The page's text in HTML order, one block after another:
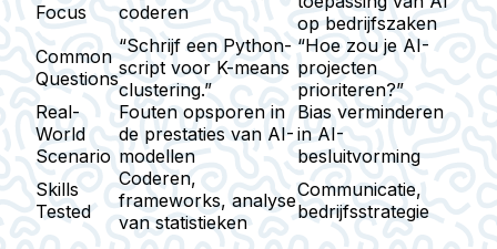
Focus
coderen
op bedrijfszaken
Common
Questions
“Schrijf een Python-
script voor K-means
clustering.”
“Hoe zou je AI-
projecten
prioriteren?”
Real-
World
Scenario
Fouten opsporen in
de prestaties van AI-
modellen
Bias verminderen
in AI-
besluitvorming
Skills
Tested
Coderen,
frameworks, analyse
van statistieken
Communicatie,
bedrijfsstrategie